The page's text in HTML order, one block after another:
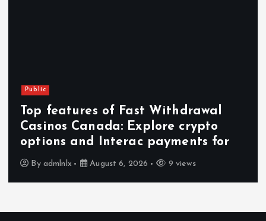
Public
Top features of Fast Withdrawal
Casinos Canada: Explore crypto
options and Interac payments for
By admlnlx August 6, 2026 9 views